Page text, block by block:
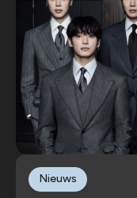
Nieuws